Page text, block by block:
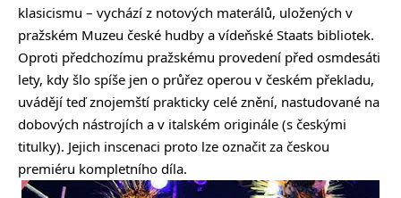
klasicismu – vychází z notových materálů, uložených v
pražském Muzeu české hudby a vídeňské Staats bibliotek.
Oproti předchozímu pražskému provedení před osmdesáti
lety, kdy šlo spíše jen o průřez operou v českém překladu,
uvádějí teď znojemští prakticky celé znění, nastudované na
dobových nástrojích a v italském originále (s českými
titulky). Jejich inscenaci proto lze označit za českou
premiéru kompletního díla.